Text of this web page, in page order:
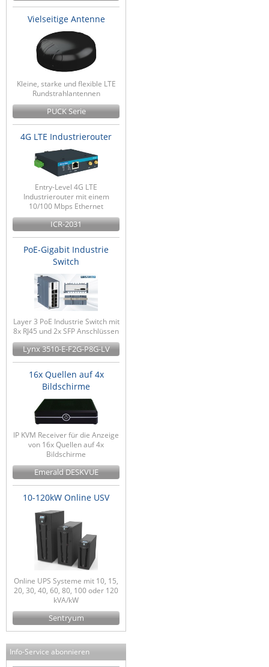
Vielseitige Antenne
Kleine, starke und flexible LTE
Rundstrahlantennen
PUCK Serie
4G LTE Industrierouter
Entry-Level 4G LTE
Industrierouter mit einem
10/100 Mbps Ethernet
ICR-2031
PoE-Gigabit Industrie
Switch
Layer 3 PoE Industrie Switch mit
8x RJ45 und 2x SFP Anschlüssen
Lynx 3510-E-F2G-P8G-LV
16x Quellen auf 4x
Bildschirme
IP KVM Receiver für die Anzeige
von 16x Quellen auf 4x
Bildschirme
Emerald DESKVUE
10-120kW Online USV
Online UPS Systeme mit 10, 15,
20, 30, 40, 60, 80, 100 oder 120
kVA/kW
Sentryum
Info-Service abonnieren